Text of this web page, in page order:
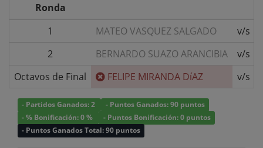
Ronda
1
MATEO VASQUEZ SALGADO
v/s
2
BERNARDO SUAZO ARANCIBIA
v/s
Octavos de Final
FELIPE MIRANDA DíAZ v/s
- Partidos Ganados: 2
- Puntos Ganados: 90 puntos
- % Bonificación: 0 %
- Puntos Bonificación: 0 puntos
- Puntos Ganados Total: 90 puntos